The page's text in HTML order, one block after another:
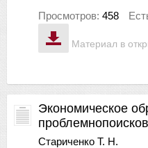
Материал в
Просмотров: 458
Экономическое
Стариченко Т. Н.